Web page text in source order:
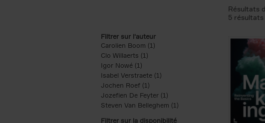
Filtrer sur l'auteur
Carolien Boom (1)
Clo Willaerts (1)
Igor Nowé (1)
Isabel Verstraete (1) Apply Isabel Verstraete filter
Jochen Roef (1)
Jozefien De Feyter (1) Apply Jozefien De Feyter filter
Steven Van Belleghem (1) Apply Steven Van
Filtrer sur la disponibilité
Résultats
5 résultats